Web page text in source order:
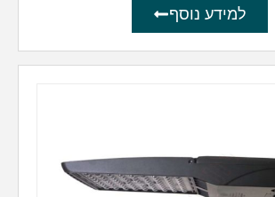
למידע נוסף